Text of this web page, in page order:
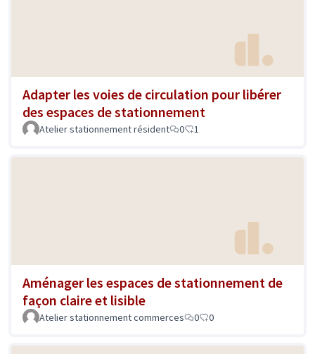
Adapter les voies de circulation pour libérer
des espaces de stationnement
Atelier stationnement résident 0 1
Aménager les espaces de stationnement de
façon claire et lisible
Atelier stationnement commerces 0 0